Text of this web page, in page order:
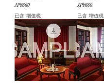
價格
JP¥660
已含 增值税
價格
JP¥660
已含 增值税